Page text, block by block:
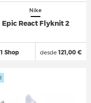
Nike
Epic React Flyknit 2
1 Shop desde121,00 €